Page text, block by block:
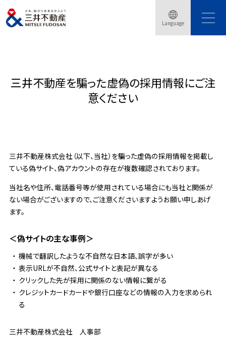
Language
トップページ 採用情報
三井不動産を騙った虚偽の採用情報にご注
意ください
三井不動産株式会社（以下、当社）を騙った虚偽の採用情報を掲載し
ている偽サイト、偽アカウントの存在が複数確認されております。
当社名や住所、電話番号等が使用されている場合にも当社と関係が
ない場合がございますので、ご注意くださいますようお願い申しあげ
ます。
＜偽サイトの主な事例＞
機械で翻訳したような不自然な日本語、誤字が多い
表示URLが不自然、公式サイトと表記が異なる
クリックした先が採用に関係のない情報に繋がる
クレジットカードカードや銀行口座などの情報の入力を求められ
る
三井不動産株式会社 人事部